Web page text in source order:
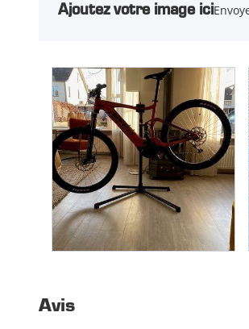
Ajoutez votre image ici
Avis